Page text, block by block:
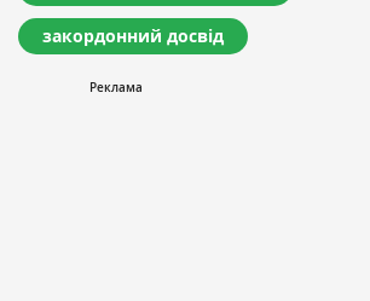
закордонний досвід